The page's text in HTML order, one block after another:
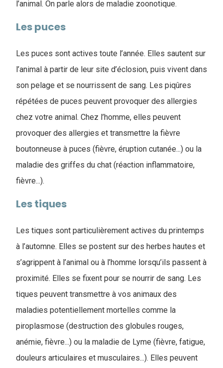
l’animal. On parle alors de maladie zoonotique.
Les puces
Les puces sont actives toute l’année. Elles sautent sur
l’animal à partir de leur site d’éclosion, puis vivent dans
son pelage et se nourrissent de sang. Les piqûres
répétées de puces peuvent provoquer des allergies
chez votre animal. Chez l’homme, elles peuvent
provoquer des allergies et transmettre la fièvre
boutonneuse à puces (fièvre, éruption cutanée...) ou la
maladie des griffes du chat (réaction inflammatoire,
fièvre...).
Les tiques
Les tiques sont particulièrement actives du printemps
à l’automne. Elles se postent sur des herbes hautes et
s’agrippent à l’animal ou à l’homme lorsqu’ils passent à
proximité. Elles se fixent pour se nourrir de sang. Les
tiques peuvent transmettre à vos animaux des
maladies potentiellement mortelles comme la
piroplasmose (destruction des globules rouges,
anémie, fièvre...) ou la maladie de Lyme (fièvre, fatigue,
douleurs articulaires et musculaires...). Elles peuvent